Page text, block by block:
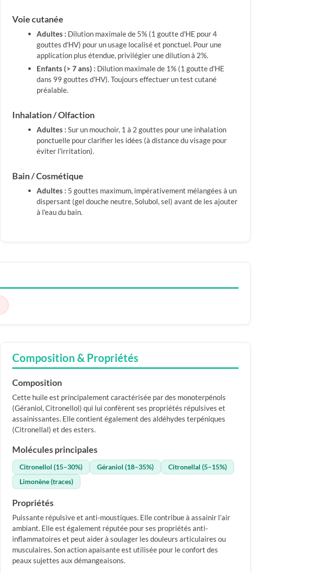
Voie cutanée
Adultes : Dilution maximale de 5% (1 goutte d'HE pour 4
gouttes d'HV) pour un usage localisé et ponctuel. Pour une
application plus étendue, privilégier une dilution à 2%.
Enfants (> 7 ans) : Dilution maximale de 1% (1 goutte d'HE
dans 99 gouttes d'HV). Toujours effectuer un test cutané
préalable.
Inhalation / Olfaction
Adultes : Sur un mouchoir, 1 à 2 gouttes pour une inhalation
ponctuelle pour clarifier les idées (à distance du visage pour
éviter l'irritation).
Bain / Cosmétique
Adultes : 5 gouttes maximum, impérativement mélangées à un
dispersant (gel douche neutre, Solubol, sel) avant de les ajouter
à l'eau du bain.
Composition & Propriétés
Composition
Cette huile est principalement caractérisée par des monoterpénols
(Géraniol, Citronellol) qui lui confèrent ses propriétés répulsives et
assainissantes. Elle contient également des aldéhydes terpéniques
(Citronellal) et des esters.
Molécules principales
Citronellol (15–30%) Géraniol (18–35%)
Citronellal (5–15%)
Limonène (traces)
Propriétés
Puissante répulsive et anti-moustiques. Elle contribue à assainir l’air
ambiant. Elle est également réputée pour ses propriétés anti-
inflammatoires et peut aider à soulager les douleurs articulaires ou
musculaires. Son action apaisante est utilisée pour le confort des
peaux sujettes aux démangeaisons.